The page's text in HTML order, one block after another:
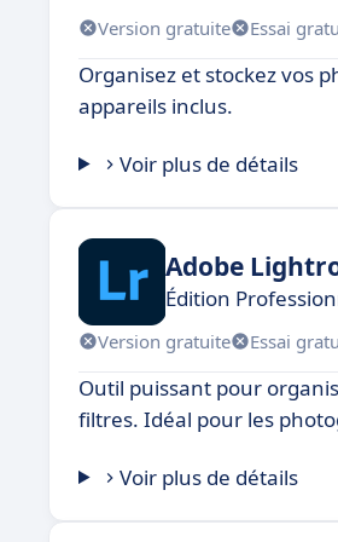
Version gratuite Essai
Organisez et stockez vos
appareils inclus.
Voir plus de détails
Adobe
Édition
Version gratuite Essai
Outil puissant pour
filtres. Idéal pour les
Voir plus de détails